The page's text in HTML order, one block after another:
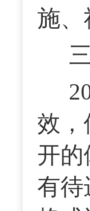
施、
效，
开的
有待